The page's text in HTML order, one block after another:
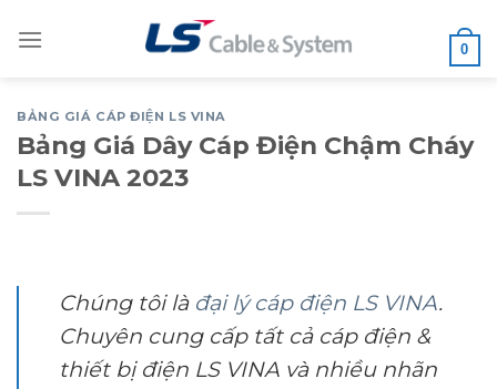
0
BẢNG GIÁ CÁP ĐIỆN LS VINA
Bảng Giá Dây Cáp Điện Chậm Cháy
LS VINA 2023
Chúng tôi là đại lý cáp điện LS VINA.
Chuyên cung cấp tất cả cáp điện &
thiết bị điện LS VINA và nhiều nhãn